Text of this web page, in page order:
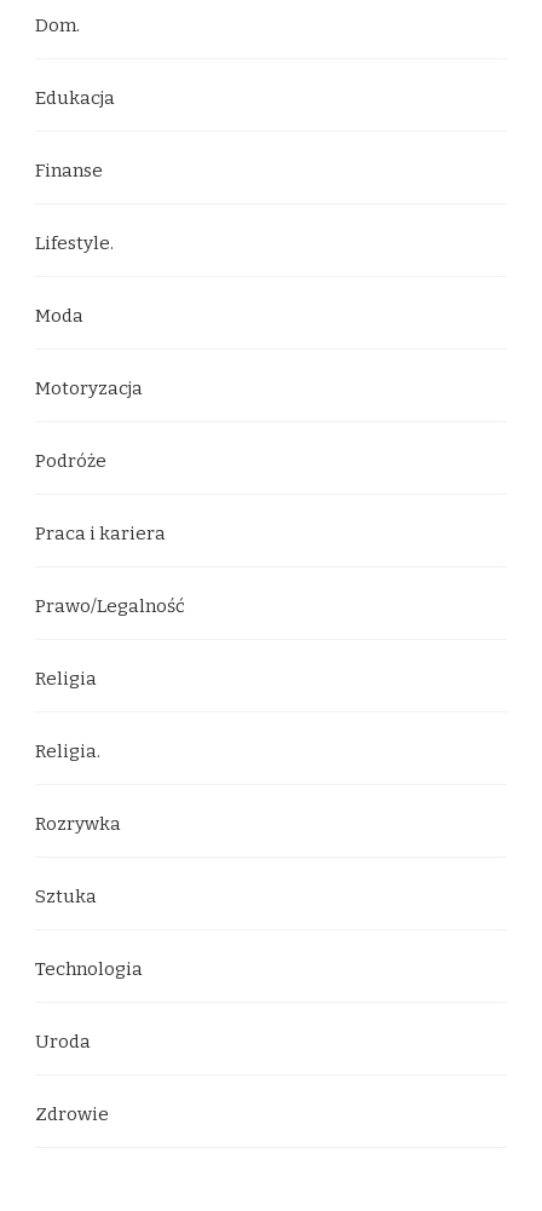
Dom.
Edukacja
Finanse
Lifestyle.
Moda
Motoryzacja
Podróże
Praca i kariera
Prawo/Legalność
Religia
Religia.
Rozrywka
Sztuka
Technologia
Uroda
Zdrowie